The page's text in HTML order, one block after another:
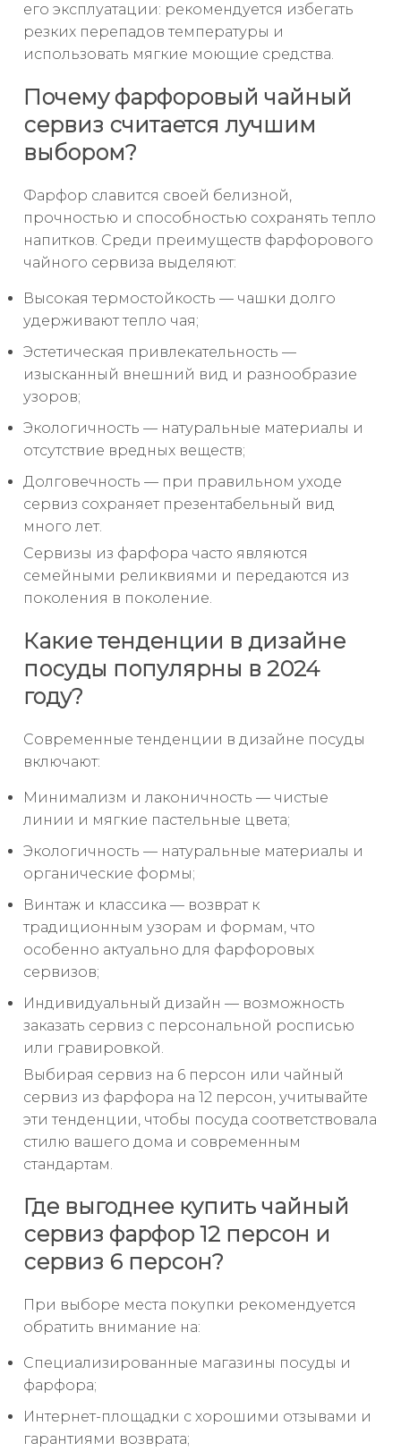
его эксплуатации: рекомендуется избегать
резких перепадов температуры и
использовать мягкие моющие средства.
Почему фарфоровый чайный
сервиз считается лучшим
выбором?
Фарфор славится своей белизной,
прочностью и способностью сохранять тепло
напитков. Среди преимуществ фарфорового
чайного сервиза выделяют:
Высокая термостойкость — чашки долго
удерживают тепло чая;
Эстетическая привлекательность —
изысканный внешний вид и разнообразие
узоров;
Экологичность — натуральные материалы и
отсутствие вредных веществ;
Долговечность — при правильном уходе
сервиз сохраняет презентабельный вид
много лет.
Сервизы из фарфора часто являются
семейными реликвиями и передаются из
поколения в поколение.
Какие тенденции в дизайне
посуды популярны в 2024
году?
Современные тенденции в дизайне посуды
включают:
Минимализм и лаконичность — чистые
линии и мягкие пастельные цвета;
Экологичность — натуральные материалы и
органические формы;
Винтаж и классика — возврат к
традиционным узорам и формам, что
особенно актуально для фарфоровых
сервизов;
Индивидуальный дизайн — возможность
заказать сервиз с персональной росписью
или гравировкой.
Выбирая сервиз на 6 персон или чайный
сервиз из фарфора на 12 персон, учитывайте
эти тенденции, чтобы посуда соответствовала
стилю вашего дома и современным
стандартам.
Где выгоднее купить чайный
сервиз фарфор 12 персон и
сервиз 6 персон?
При выборе места покупки рекомендуется
обратить внимание на:
Специализированные магазины посуды и
фарфора;
Интернет-площадки с хорошими отзывами и
гарантиями возврата;